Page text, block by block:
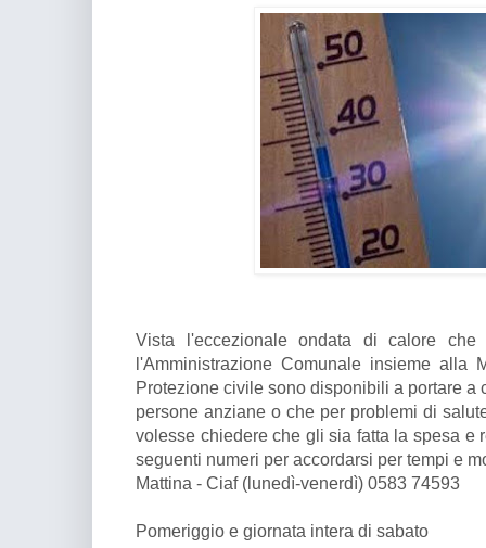
Vista l'eccezionale ondata di calore
l'Amministrazione Comunale insieme alla
Protezione civile sono disponibili a portare a
persone anziane o che per problemi di
volesse chiedere che gli sia fatta la spesa e
seguenti numeri per accordarsi per tempi e
Mattina - Ciaf (lunedì-venerdì) 0583 74593
Pomeriggio e giornata intera di sabato